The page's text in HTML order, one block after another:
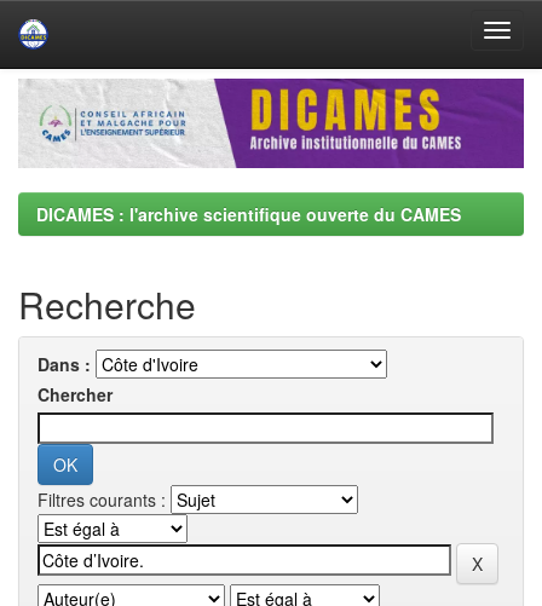
Skip
navigation
DICAMES : l'archive scientifique ouverte du CAMES
Recherche
Dans :
Chercher
Filtres courants :